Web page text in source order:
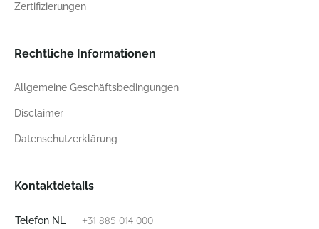
Zertifizierungen
Rechtliche Informationen
Allgemeine Geschäftsbedingungen
Disclaimer
Datenschutzerklärung
Kontaktdetails
Telefon NL +31 885 014 000